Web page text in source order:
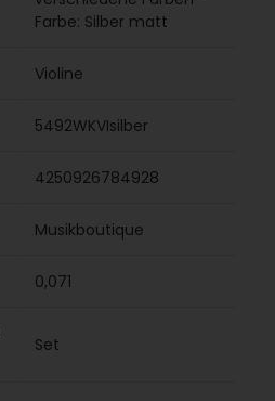
Farbe: Silber matt
Violine
5492WKVIsilber
4250926784928
Musikboutique
0,071
Set